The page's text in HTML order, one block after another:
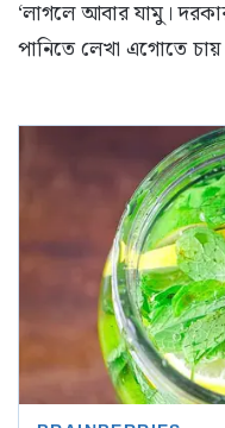
‘লাগলে আবার যামু।
পানিতে লেখা এগোতে চায়